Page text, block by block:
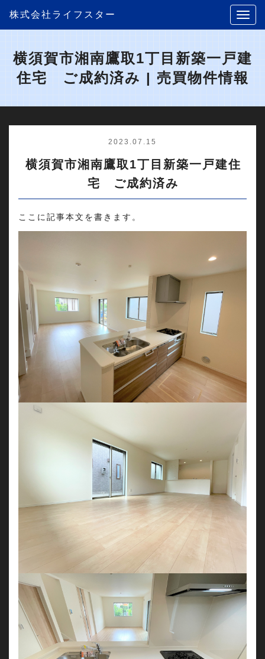
株式会社ライフスター
横須賀市湘南鷹取1丁目新築一戸建
住宅 ご成約済み | 売買物件情報
2023.07.15
横須賀市湘南鷹取1丁目新築一戸建住
宅 ご成約済み
ここに記事本文を書きます。